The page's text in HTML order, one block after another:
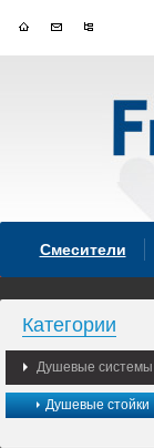
Смесители
Категории
Душевые системы
Душевые стойки